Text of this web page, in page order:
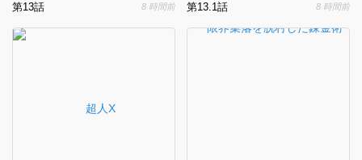
第13話 8 時間前 第13.1話 8 時間前